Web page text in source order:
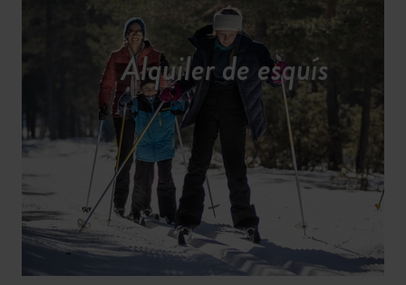
Alquiler de esquís